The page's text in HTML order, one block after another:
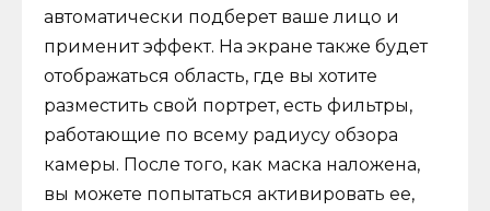
автоматически подберет ваше лицо и
применит эффект. На экране также будет
отображаться область, где вы хотите
разместить свой портрет, есть фильтры,
работающие по всему радиусу обзора
камеры. После того, как маска наложена,
вы можете попытаться активировать ее,